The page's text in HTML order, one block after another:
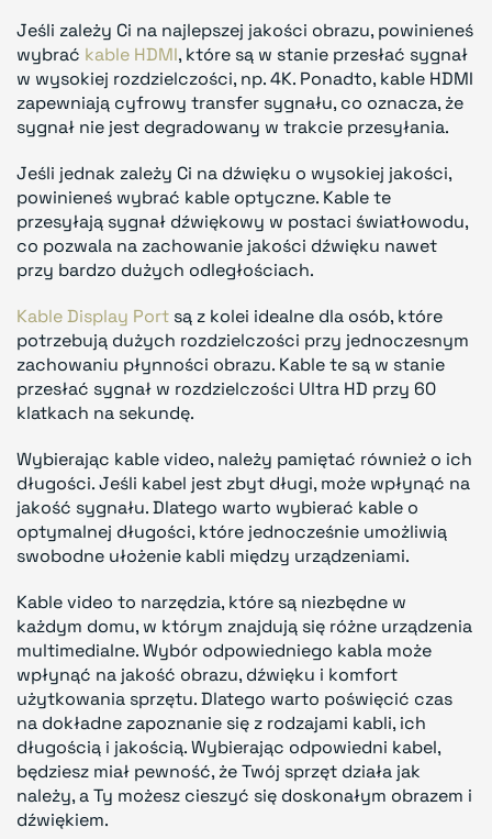
Jeśli zależy Ci na najlepszej jakości obrazu, powinieneś
wybrać kable HDMI, które są w stanie przesłać sygnał
w wysokiej rozdzielczości, np. 4K. Ponadto, kable HDMI
zapewniają cyfrowy transfer sygnału, co oznacza, że
sygnał nie jest degradowany w trakcie przesyłania.
Jeśli jednak zależy Ci na dźwięku o wysokiej jakości,
powinieneś wybrać kable optyczne. Kable te
przesyłają sygnał dźwiękowy w postaci światłowodu,
co pozwala na zachowanie jakości dźwięku nawet
przy bardzo dużych odległościach.
Kable Display Port są z kolei idealne dla osób, które
potrzebują dużych rozdzielczości przy jednoczesnym
zachowaniu płynności obrazu. Kable te są w stanie
przesłać sygnał w rozdzielczości Ultra HD przy 60
klatkach na sekundę.
Wybierając kable video, należy pamiętać również o ich
długości. Jeśli kabel jest zbyt długi, może wpłynąć na
jakość sygnału. Dlatego warto wybierać kable o
optymalnej długości, które jednocześnie umożliwią
swobodne ułożenie kabli między urządzeniami.
Kable video to narzędzia, które są niezbędne w
każdym domu, w którym znajdują się różne urządzenia
multimedialne. Wybór odpowiedniego kabla może
wpłynąć na jakość obrazu, dźwięku i komfort
użytkowania sprzętu. Dlatego warto poświęcić czas
na dokładne zapoznanie się z rodzajami kabli, ich
długością i jakością. Wybierając odpowiedni kabel,
będziesz miał pewność, że Twój sprzęt działa jak
należy, a Ty możesz cieszyć się doskonałym obrazem i
dźwiękiem.